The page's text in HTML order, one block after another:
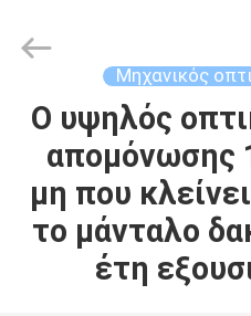
ΣΠΊΤΙ
ΠΡΟΪΌΝΤΑ
ΣΧΕΤΙΚΆ
Technology
Co.,Ltd..
Μηχανικός
Ο υψηλός
απομόνωσης
μη που
το μάνταλο
έτη